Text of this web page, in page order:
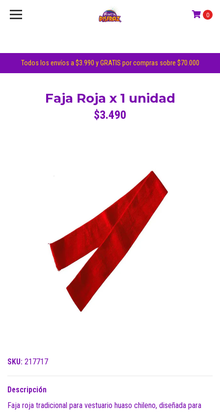
Todos los envíos a $3.990 y GRATIS por compras sobre $70.000
0
Faja Roja x 1 unidad
$3.490
SKU: 217717
Descripción
Faja roja tradicional para vestuario huaso chileno, diseñada para